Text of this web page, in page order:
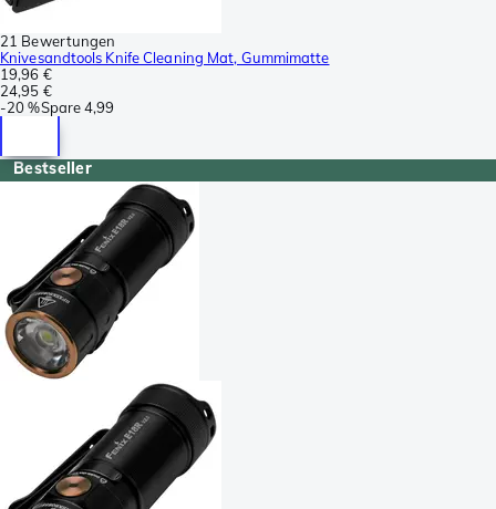
21 Bewertungen
Knivesandtools Knife Cleaning Mat, Gummimatte
19,96 €
24,95 €
-20 %Spare4,99
Bestseller